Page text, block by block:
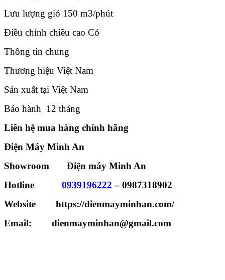
Lưu lượng gió 150 m3/phút
Điều chỉnh chiều cao Có
Thông tin chung
Thương hiệu Việt Nam
Sản xuất tại Việt Nam
Bảo hành 12 tháng
Liên hệ mua hàng chính hãng
Điện Máy Minh An
Showroom Điện máy Minh An
Hotline 0939196222 – 0987318902
Website https://dienmayminhan.com/
Email: dienmayminhan@gmail.com